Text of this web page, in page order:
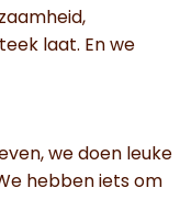
laat. En we
we doen leuke
hebben iets om